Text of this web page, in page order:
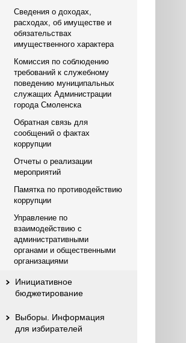
Сведения о доходах,
расходах, об имуществе и
обязательствах
имущественного характера
Комиссия по соблюдению
требований к служебному
поведению муниципальных
служащих Администрации
города Смоленска
Обратная связь для
сообщений о фактах
коррупции
Отчеты о реализации
мероприятий
Памятка по противодействию
коррупции
Управление по
взаимодействию с
административными
органами и общественными
организациями
Инициативное
бюджетирование
Выборы. Информация
для избирателей